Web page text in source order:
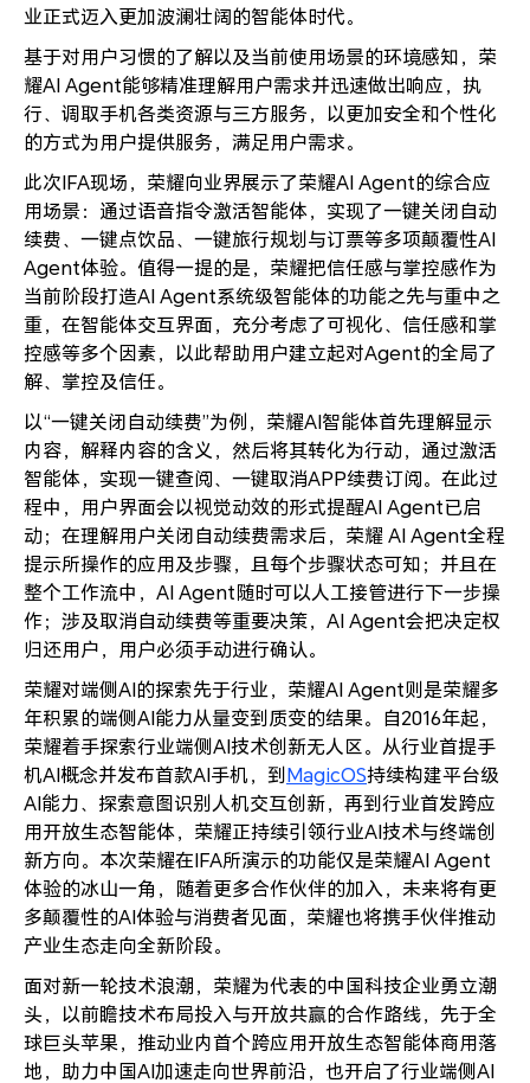
业正式迈入更加波澜壮阔的智能体时代。
基于对用户习惯的了解以及当前使用场景的环境感知，荣
耀AI Agent能够精准理解用户需求并迅速做出响应，执
行、调取手机各类资源与三方服务，以更加安全和个性化
的方式为用户提供服务，满足用户需求。
此次IFA现场，荣耀向业界展示了荣耀AI Agent的综合应
用场景：通过语音指令激活智能体，实现了一键关闭自动
续费、一键点饮品、一键旅行规划与订票等多项颠覆性AI
Agent体验。值得一提的是，荣耀把信任感与掌控感作为
当前阶段打造AI Agent系统级智能体的功能之先与重中之
重，在智能体交互界面，充分考虑了可视化、信任感和掌
控感等多个因素，以此帮助用户建立起对Agent的全局了
解、掌控及信任。
以“一键关闭自动续费”为例，荣耀AI智能体首先理解显示
内容，解释内容的含义，然后将其转化为行动，通过激活
智能体，实现一键查阅、一键取消APP续费订阅。在此过
程中，用户界面会以视觉动效的形式提醒AI Agent已启
动；在理解用户关闭自动续费需求后，荣耀 AI Agent全程
提示所操作的应用及步骤，且每个步骤状态可知；并且在
整个工作流中，AI Agent随时可以人工接管进行下一步操
作；涉及取消自动续费等重要决策，AI Agent会把决定权
归还用户，用户必须手动进行确认。
荣耀对端侧AI的探索先于行业，荣耀AI Agent则是荣耀多
年积累的端侧AI能力从量变到质变的结果。自2016年起，
荣耀着手探索行业端侧AI技术创新无人区。从行业首提手
机AI概念并发布首款AI手机，到 MagicOS持续构建平台级
AI能力、探索意图识别人机交互创新，再到行业首发跨应
用开放生态智能体，荣耀正持续引领行业AI技术与终端创
新方向。本次荣耀在IFA所演示的功能仅是荣耀AI Agent
体验的冰山一角，随着更多合作伙伴的加入，未来将有更
多颠覆性的AI体验与消费者见面，荣耀也将携手伙伴推动
产业生态走向全新阶段。
面对新一轮技术浪潮，荣耀为代表的中国科技企业勇立潮
头，以前瞻技术布局投入与开放共赢的合作路线，先于全
球巨头苹果，推动业内首个跨应用开放生态智能体商用落
地，助力中国AI加速走向世界前沿，也开启了行业端侧AI